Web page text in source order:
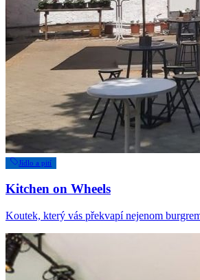
Jídlo a pití
Kitchen on Wheels
Koutek, který vás překvapí nejenom